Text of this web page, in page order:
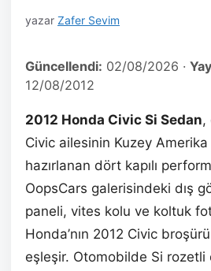
yazar Zafer Sevim
Güncellendi: 02/08/2026 ·
12/08/2012
2012 Honda Civic Si Sedan,
Civic ailesinin Kuzey Amerika
hazırlanan dört kapılı
OopsCars galerisindeki dış
paneli, vites kolu ve koltuk
Honda’nın 2012 Civic
eşleşir. Otomobilde Si rozetli